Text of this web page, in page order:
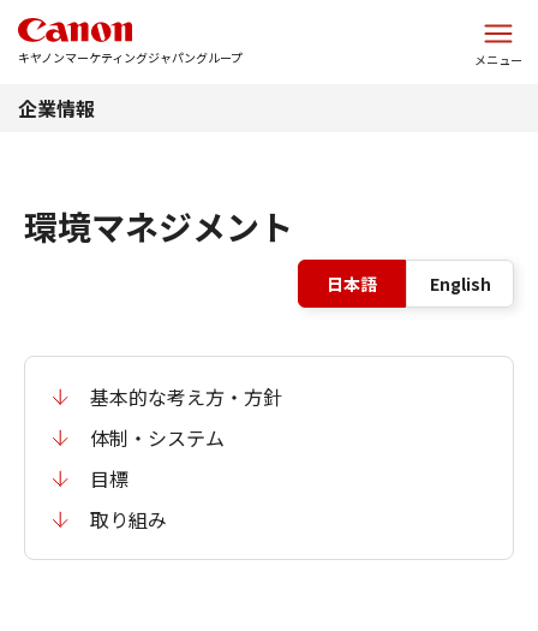
キヤノンマーケティングジャパングループ メニュー
企業情報
環境マネジメント
日本語 English
基本的な考え方・方針
体制・システム
目標
取り組み